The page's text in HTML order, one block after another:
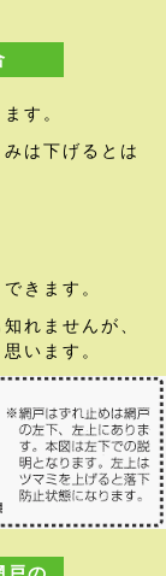
す。
は下げるとは
きます。
れませんが、
います。